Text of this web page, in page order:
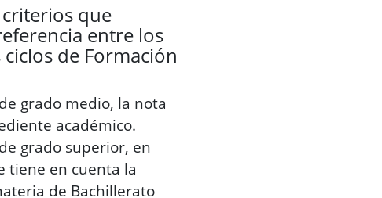
criterios que
entre los
de Formación
grado medio, la nota
académico.
grado superior, en
tiene en cuenta la
de Bachillerato